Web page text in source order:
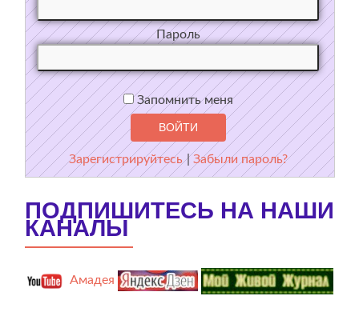
Пароль
Запомнить меня
Зарегистрируйтесь |Забыли пароль?
ПОДПИШИТЕСЬ НА НАШИ
КАНАЛЫ
Амадея